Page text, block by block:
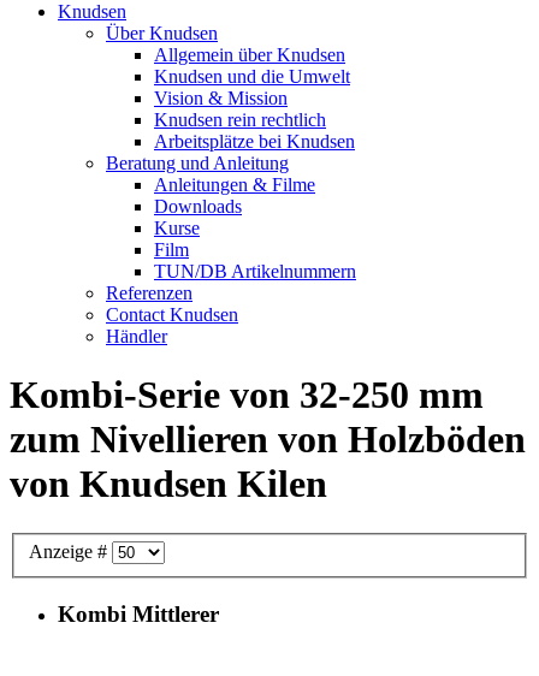
Knudsen
Über Knudsen
Allgemein über Knudsen
Knudsen und die Umwelt
Vision & Mission
Knudsen rein rechtlich
Arbeitsplätze bei Knudsen
Beratung und Anleitung
Anleitungen & Filme
Downloads
Kurse
Film
TUN/DB Artikelnummern
Referenzen
Contact Knudsen
Händler
Kombi-Serie von 32-250 mm
zum Nivellieren von Holzböden
von Knudsen Kilen
Anzeige #
Kombi Mittlerer